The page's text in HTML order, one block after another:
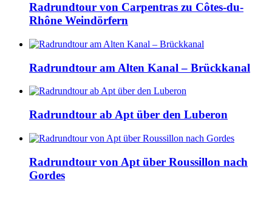
Radrundtour von Carpentras zu Côtes-du-
Rhône Weindörfern
Radrundtour am Alten Kanal – Brückkanal
Radrundtour ab Apt über den Luberon
Radrundtour von Apt über Roussillon nach
Gordes